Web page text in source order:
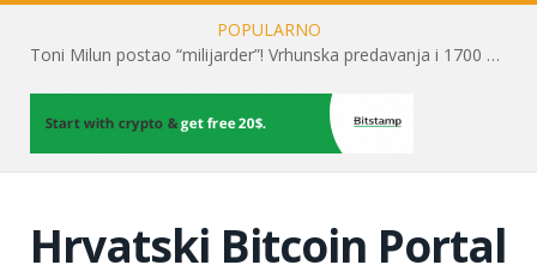
POPULARNO
Toni Milun postao “milijarder”! Vrhunska predavanja i 1700 posjetitelja obilježili su mjesec financijske pismenosti
Hrvatski Bitcoin Portal